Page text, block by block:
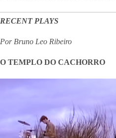
RECENT PLAYS
Por Bruno Leo Ribeiro
O TEMPLO DO CACHORRO